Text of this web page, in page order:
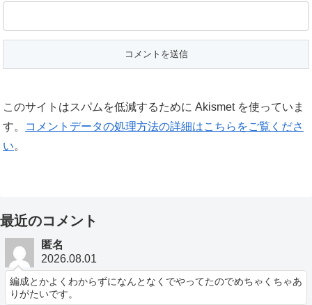
このサイトはスパムを低減するために Akismet を使っていま
す。
コメントデータの処理方法の詳細はこちらをご覧くださ
い。
最近のコメント
匿名
2026.08.01
編成とかよくわからずになんとなくでやってたのでめちゃくちゃあ
りがたいです。